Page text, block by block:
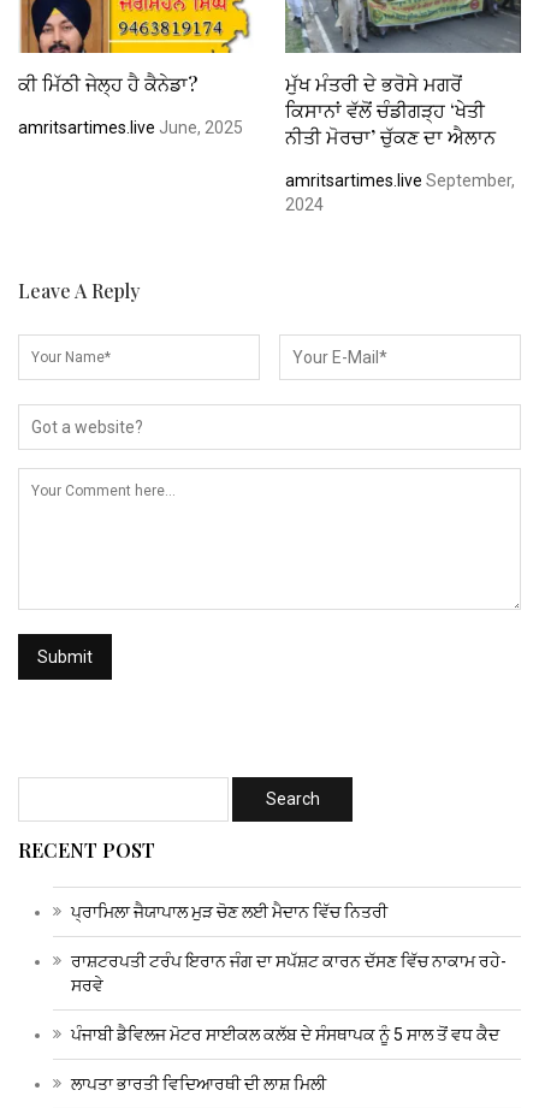
ਕੀ ਮਿੱਠੀ ਜੇਲ੍ਹ ਹੈ ਕੈਨੇਡਾ?
amritsartimes.live June, 2025
ਮੁੱਖ ਮੰਤਰੀ ਦੇ ਭਰੋਸੇ ਮਗਰੋਂ
ਕਿਸਾਨਾਂ ਵੱਲੋਂ ਚੰਡੀਗੜ੍ਹ ‘ਖੇਤੀ
ਨੀਤੀ ਮੋਰਚਾ’ ਚੁੱਕਣ ਦਾ ਐਲਾਨ
amritsartimes.live September,
2024
Leave A Reply
RECENT POST
ਪ੍ਰਾਮਿਲਾ ਜੈਯਾਪਾਲ ਮੁੜ ਚੋਣ ਲਈ ਮੈਦਾਨ ਵਿੱਚ ਨਿਤਰੀ
ਰਾਸ਼ਟਰਪਤੀ ਟਰੰਪ ਇਰਾਨ ਜੰਗ ਦਾ ਸਪੱਸ਼ਟ ਕਾਰਨ ਦੱਸਣ ਵਿੱਚ ਨਾਕਾਮ ਰਹੇ-
ਸਰਵੇ
ਪੰਜਾਬੀ ਡੈਵਿਲਜ ਮੋਟਰ ਸਾਈਕਲ ਕਲੱਬ ਦੇ ਸੰਸਥਾਪਕ ਨੂੰ 5 ਸਾਲ ਤੋਂ ਵਧ ਕੈਦ
ਲਾਪਤਾ ਭਾਰਤੀ ਵਿਦਿਆਰਥੀ ਦੀ ਲਾਸ਼ ਮਿਲੀ